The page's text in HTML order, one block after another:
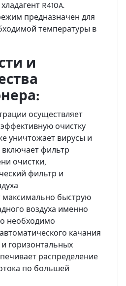
R410A.
предназначен для
температуры в
и
осуществляет
очистку
уничтожает вирусы и
фильтр
очистки,
фильтр и
максимально быструю
воздуха именно
необходимо
качания
горизонтальных
распределение
по большей